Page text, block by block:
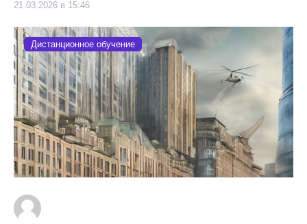
21.03.2026 в 15:46
Дистанционное обучение